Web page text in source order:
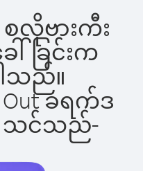
စလိုဗားကီး
ါ်ခြင်းက
ည်။
ခရက်ဒ
သင်သည်-